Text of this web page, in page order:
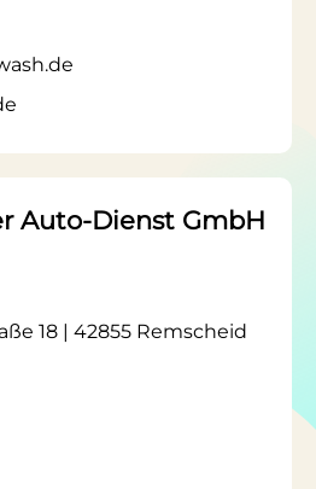
Auto-Dienst GmbH
18 | 42855 Remscheid